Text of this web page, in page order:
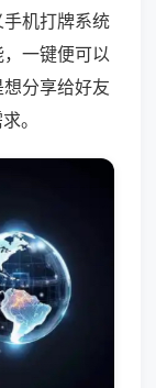
机打牌系统
一键便可以
分享给好友
。